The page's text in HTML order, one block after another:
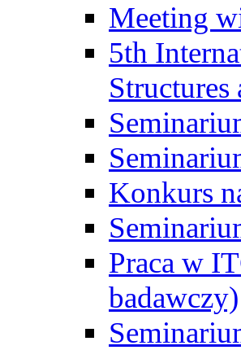
Meeting
5th
Konkurs
Praca w
badawczy)